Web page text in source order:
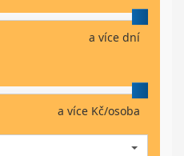
a více dní
a více Kč/osoba